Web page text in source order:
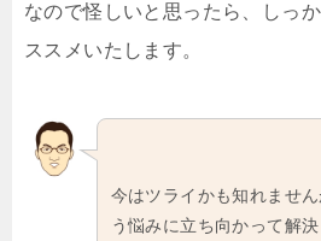
なので怪しいと思ったら、しっ
ススメいたします。
今はツライかも知れませ
う悩みに立ち向かって解決